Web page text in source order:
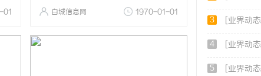
01 白城信息网 1970-01-01
3 [业界动态]
4 [业界动态]
5 [业界动态]